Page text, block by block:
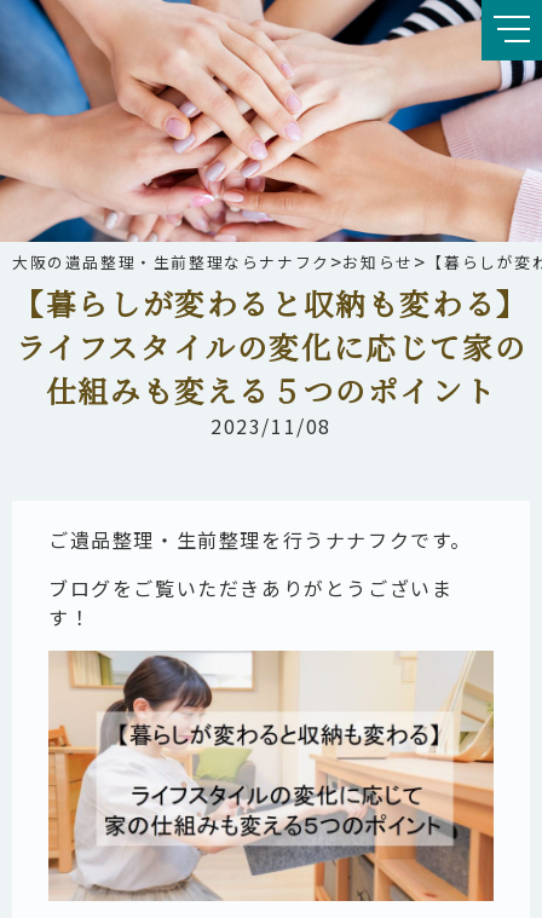
大阪の遺品整理・生前整理ならナナフク >お知らせ > 【暮らしが
【暮らしが変わると収納も変わる】
ライフスタイルの変化に応じて家の
仕組みも変える５つのポイント
2023/11/08
ご遺品整理・生前整理を行うナナフクです。
ブログをご覧いただきありがとうございま
す！